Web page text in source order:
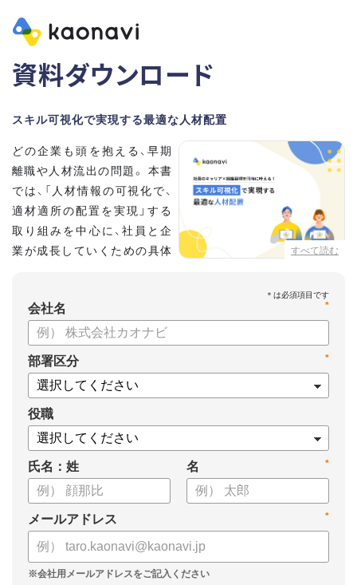
資料ダウンロード
スキル可視化で実現する最適な人材配置
すべて読む
どの企業も頭を抱える、早期
離職や人材流出の問題。 本書
では、「人材情報の可視化で、
適材適所の配置を実現」する
取り組みを中心に、社員と企
業が成長していくための具体
【資料の内容】
・不適切な人員配置の要因と悪影響
・データドリブンな人材配置のメリット
・導入イメージとリーダー育成への応用
*
会社名
*
部署区分
役職
氏名：姓 *
名
*
メールアドレス